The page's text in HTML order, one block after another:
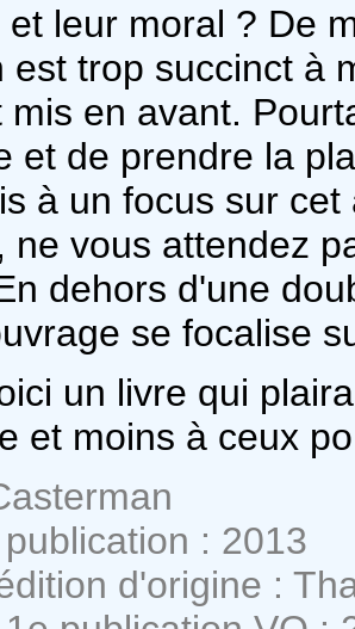
et leur moral ? De
est trop succinct à
mis en avant.
et de prendre la
à un focus sur cet
ne vous attendez
dehors d'une
se focalise
un livre qui
et moins à ceux
: 2013
d'origine :